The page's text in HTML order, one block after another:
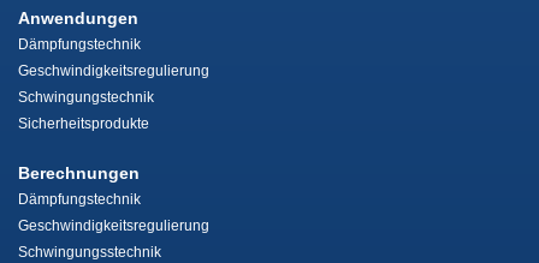
Anwendungen
Dämpfungstechnik
Geschwindigkeitsregulierung
Schwingungstechnik
Sicherheitsprodukte
Berechnungen
Dämpfungstechnik
Geschwindigkeitsregulierung
Schwingungsstechnik